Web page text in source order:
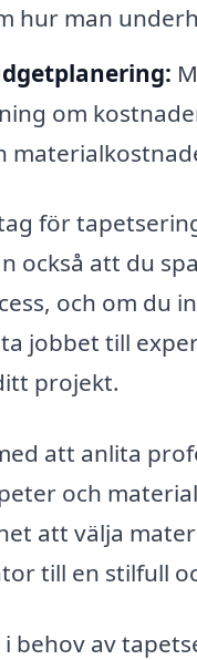
hur man
om
för
också att du
och om du
jobbet till
projekt.
att anlita
och
att välja
till en stilfull
behov av